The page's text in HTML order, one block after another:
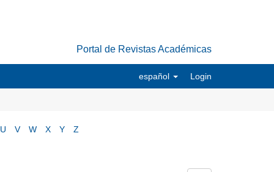
Portal de Revistas Académicas
español Login
U V W X Y Z